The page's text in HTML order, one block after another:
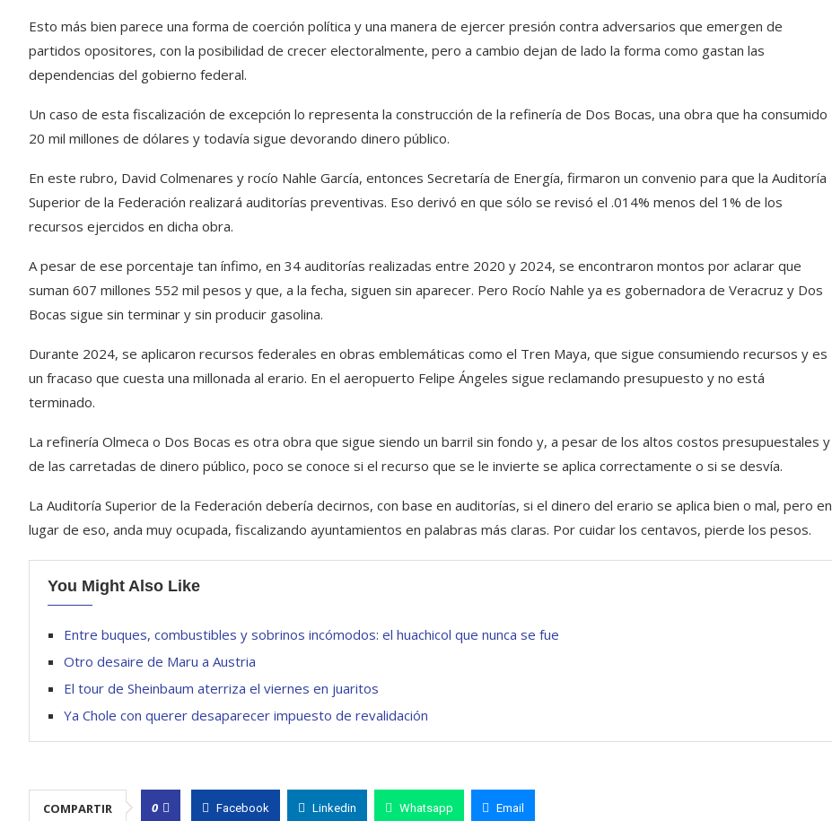
Esto más bien parece una forma de coerción política y una manera de ejercer presión contra adversarios que emergen de
partidos opositores, con la posibilidad de crecer electoralmente, pero a cambio dejan de lado la forma como gastan las
dependencias del gobierno federal.
Un caso de esta fiscalización de excepción lo representa la construcción de la refinería de Dos Bocas, una obra que ha consumido
20 mil millones de dólares y todavía sigue devorando dinero público.
En este rubro, David Colmenares y rocío Nahle García, entonces Secretaría de Energía, firmaron un convenio para que la Auditoría
Superior de la Federación realizará auditorías preventivas. Eso derivó en que sólo se revisó el .014% menos del 1% de los
recursos ejercidos en dicha obra.
A pesar de ese porcentaje tan ínfimo, en 34 auditorías realizadas entre 2020 y 2024, se encontraron montos por aclarar que
suman 607 millones 552 mil pesos y que, a la fecha, siguen sin aparecer. Pero Rocío Nahle ya es gobernadora de Veracruz y Dos
Bocas sigue sin terminar y sin producir gasolina.
Durante 2024, se aplicaron recursos federales en obras emblemáticas como el Tren Maya, que sigue consumiendo recursos y es
un fracaso que cuesta una millonada al erario. En el aeropuerto Felipe Ángeles sigue reclamando presupuesto y no está
terminado.
La refinería Olmeca o Dos Bocas es otra obra que sigue siendo un barril sin fondo y, a pesar de los altos costos presupuestales y
de las carretadas de dinero público, poco se conoce si el recurso que se le invierte se aplica correctamente o si se desvía.
La Auditoría Superior de la Federación debería decirnos, con base en auditorías, si el dinero del erario se aplica bien o mal, pero en
lugar de eso, anda muy ocupada, fiscalizando ayuntamientos en palabras más claras. Por cuidar los centavos, pierde los pesos.
You Might Also Like
Entre buques, combustibles y sobrinos incómodos: el huachicol que nunca se fue
Otro desaire de Maru a Austria
El tour de Sheinbaum aterriza el viernes en juaritos
Ya Chole con querer desaparecer impuesto de revalidación
COMPARTIR 0 Facebook Linkedin Whatsapp Email